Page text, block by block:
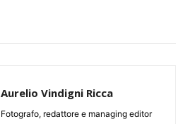
Aurelio Vindigni Ricca
Fotografo, redattore e managing editor